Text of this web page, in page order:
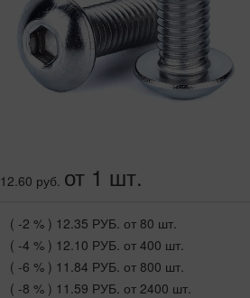
12.60 руб. от 1 шт.
( -2 % ) 12.35 РУБ. от 80 шт.
( -4 % ) 12.10 РУБ. от 400 шт.
( -6 % ) 11.84 РУБ. от 800 шт.
( -8 % ) 11.59 РУБ. от 2400 шт.